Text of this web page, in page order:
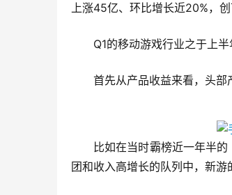
上涨45亿、环比增长近20%，创
Q1的移动游戏行业之于上半
首先从产品收益来看，头部产
比如在当时霸榜近一年半的
团和收入高增长的队列中，新游